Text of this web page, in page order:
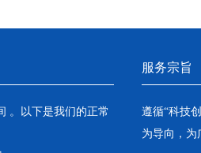
。以下是我们的正常
服务宗旨
遵循“科技
为导向，为